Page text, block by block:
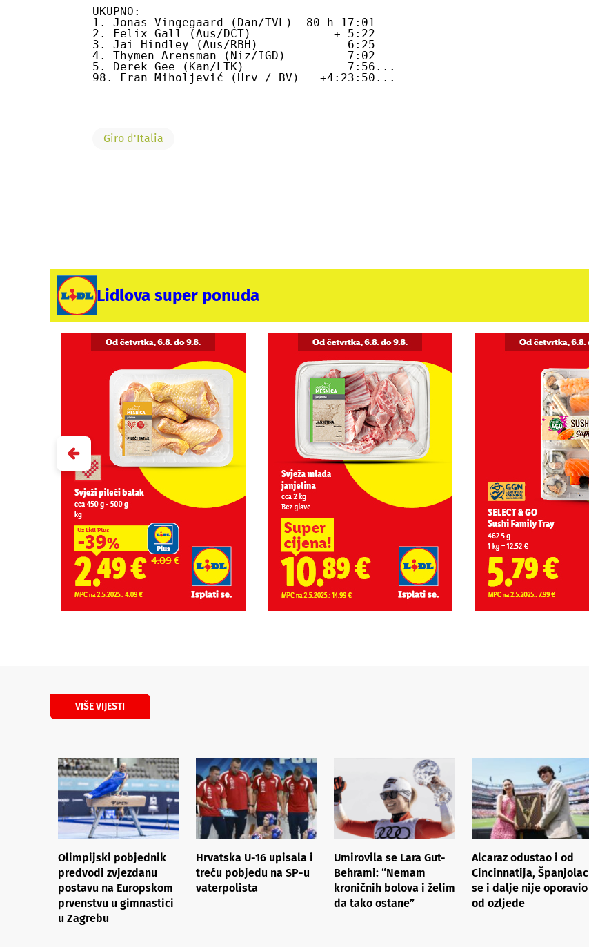
UKUPNO:
1. Jonas Vingegaard (Dan/TVL)  80 h 17:01
2. Felix Gall (Aus/DCT)            + 5:22
3. Jai Hindley (Aus/RBH)             6:25
4. Thymen Arensman (Niz/IGD)         7:02
5. Derek Gee (Kan/LTK)               7:56...
98. Fran Miholjević (Hrv / BV)   +4:23:50...
Giro d'Italia
Lidlova super ponuda
VIŠE VIJESTI
Olimpijski pobjednik
predvodi zvjezdanu
postavu na Europskom
prvenstvu u gimnastici
u Zagrebu
Hrvatska U-16 upisala i
treću pobjedu na SP-u
vaterpolista
Umirovila se Lara Gut-
Behrami: “Nemam
kroničnih bolova i želim
da tako ostane”
Alcaraz odustao i od
Cincinnatija, Španjolac
se i dalje nije oporavio
od ozljede